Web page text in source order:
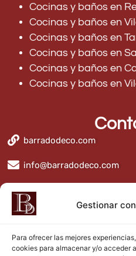
Gestionar
Para ofrecer las mejores
cookies para almacenar y/o acceder
Cocinas y baños en
Cocinas y baños en
Cocinas y baños en
Cocinas y baños en
Cocinas y baños en
Cocinas y baños en
barradodeco.com
info@barradodeco.com
BarradoDeco